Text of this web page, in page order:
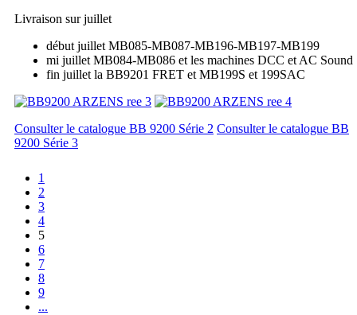
Livraison sur juillet
début juillet MB085-MB087-MB196-MB197-MB199
mi juillet MB084-MB086 et les machines DCC et AC Sound
fin juillet la BB9201 FRET et MB199S et 199SAC
Consulter le catalogue BB 9200 Série 2 Consulter le catalogue BB
9200 Série 3
1
2
3
4
5
6
7
8
9
...